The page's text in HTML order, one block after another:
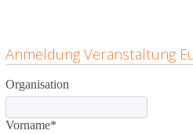
Anmeldung Veranstaltung
Organisation
Vorname*